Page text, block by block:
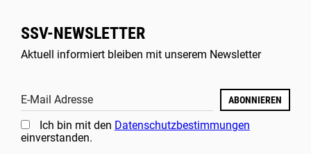
SSV-NEWSLETTER
Aktuell informiert bleiben mit unserem Newsletter
E-Mail Adresse ABONNIEREN
Ich bin mit den Datenschutzbestimmungen
einverstanden.